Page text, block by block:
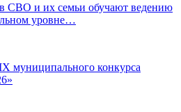
СВО и их семьи обучают ведению
уровне…
муниципального конкурса